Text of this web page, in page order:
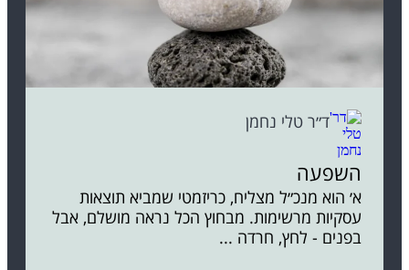
ד״ר טלי נחמן
השפעה
א׳ הוא מנכ״ל מצליח, כריזמטי שמביא תוצאות
עסקיות מרשימות. מבחוץ הכל נראה מושלם, אבל
בפנים - לחץ, חרדה ...